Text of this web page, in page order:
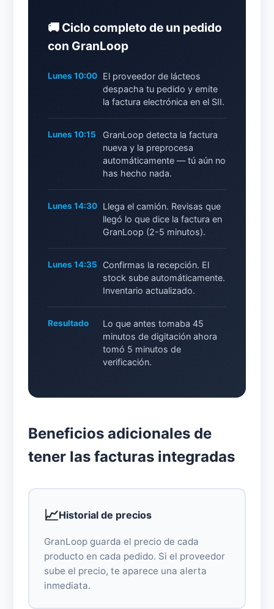
🚚 Ciclo completo de un pedido
con GranLoop
Lunes 10:00
El proveedor de lácteos
despacha tu pedido y emite
la factura electrónica en el SII.
Lunes 10:15
GranLoop detecta la factura
nueva y la preprocesa
automáticamente — tú aún no
has hecho nada.
Lunes 14:30
Llega el camión. Revisas que
llegó lo que dice la factura en
GranLoop (2-5 minutos).
Lunes 14:35
Confirmas la recepción. El
stock sube automáticamente.
Inventario actualizado.
Resultado
Lo que antes tomaba 45
minutos de digitación ahora
tomó 5 minutos de
verificación.
Beneficios adicionales de
tener las facturas integradas
📈Historial de precios
GranLoop guarda el precio de cada
producto en cada pedido. Si el proveedor
sube el precio, te aparece una alerta
inmediata.